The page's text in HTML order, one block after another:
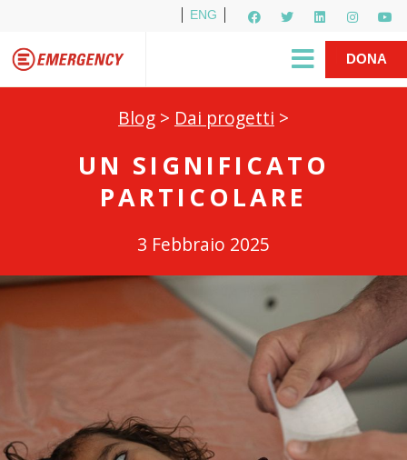
ENG
R1PUD1A
DONA
Blog > Dai progetti >
UN SIGNIFICATO
PARTICOLARE
3 Febbraio 2025